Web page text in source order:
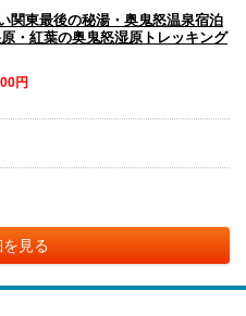
関東最後の秘湯・奥鬼怒温泉宿泊
・紅葉の奥鬼怒湿原トレッキング
円
見る